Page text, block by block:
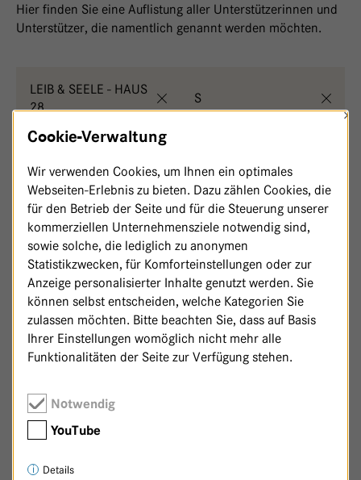
Hier finden Sie eine Auflistung aller Unterstützerinnen und
Unterstützer, die namentlich genannt werden möchten.
LEIB & SEELE - HAUS
28
S
Irene Stiltz,Leib & Seele - Haus 28
Zurück zur Patenschaftsseite
Cookie-Verwaltung
×
Wir verwenden Cookies, um Ihnen ein optimales
Webseiten-Erlebnis zu bieten. Dazu zählen Cookies, die
für den Betrieb der Seite und für die Steuerung unserer
kommerziellen Unternehmensziele notwendig sind,
sowie solche, die lediglich zu anonymen
Statistikzwecken, für Komforteinstellungen oder zur
Anzeige personalisierter Inhalte genutzt werden. Sie
können selbst entscheiden, welche Kategorien Sie
zulassen möchten. Bitte beachten Sie, dass auf Basis
Ihrer Einstellungen womöglich nicht mehr alle
Funktionalitäten der Seite zur Verfügung stehen.
Notwendig
YouTube
Details